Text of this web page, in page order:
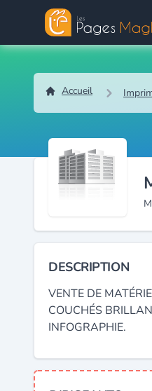
Accueil
DESCRIPTION
VENTE DE
COUCHÉS
INFOGRAPHIE.